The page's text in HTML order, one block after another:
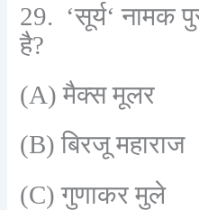
29. ‘सूर्य‘नामक
है?
(A)मैक्स मूलर
(B)बिरजू महाराज
(C)गुणाकर मुले